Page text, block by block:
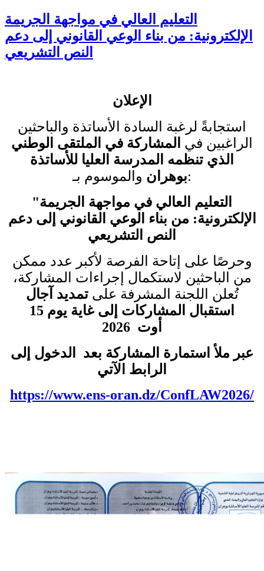
التعليم العالي في مواجهة الجريمة
الإلكترونية: من بناء الوعي القانوني إلى دعم
النص التشريعي
الإعلان
استجابةً لرغبة السادة الأساتذة والباحثين
الراغبين في المشاركة في الملتقى الوطني
الذي تنظمه المدرسة العليا للأساتذة
بوهران والموسوم بـ
:
"التعليم العالي في مواجهة الجريمة
الإلكترونية: من بناء الوعي القانوني إلى دعم
النص التشريعي
وحرصًا على إتاحة الفرصة لأكبر عدد ممكن
من الباحثين لاستكمال إجراءات المشاركة،
تُعلن اللجنة المشرفة علىتمديد آجال
استقبال المشاركات إلى غاية يوم 15
أوت 2026
عبر ملأ استمارة المشاركة بعد الدخول إلى
الرابط الآتي
https://www.ens-oran.dz/ConfLAW2026/